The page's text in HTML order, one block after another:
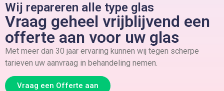
Wij repareren alle type glas
Vraag geheel vrijblijvend een
offerte aan voor uw glas
Met meer dan 30 jaar ervaring kunnen wij tegen scherpe
tarieven uw aanvraag in behandeling nemen.
Vraag een Offerte aan